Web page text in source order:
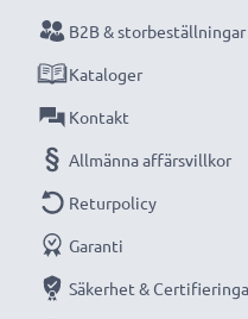
B2B & storbeställningar
Kataloger
Kontakt
Allmänna affärsvillkor
Returpolicy
Garanti
Säkerhet &